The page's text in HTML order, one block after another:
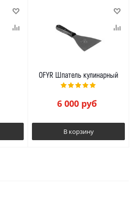
OFYR Шпатель кулинарный
6 000руб
В корзину